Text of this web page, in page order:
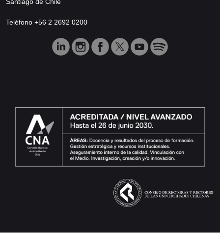
Teléfono +56 2 2692 0200